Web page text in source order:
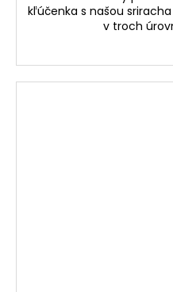
kľúčenka s našou
v troch